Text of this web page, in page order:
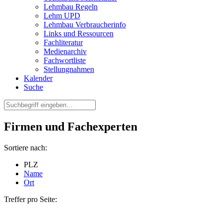
Lehmbau Regeln
Lehm UPD
Lehmbau Verbraucherinfo
Links und Ressourcen
Fachliteratur
Medienarchiv
Fachwortliste
Stellungnahmen
Kalender
Suche
Firmen und Fachexperten
Sortiere nach:
PLZ
Name
Ort
Treffer pro Seite: